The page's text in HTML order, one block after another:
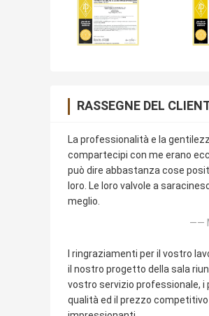
RASSEGNE DEL
La professionalità e la
compartecipi con me erano
può dire abbastanza cose
loro. Le loro valvole a
meglio.
——
I ringraziamenti per il vostro
il nostro progetto della sala
vostro servizio professionale, i
qualità ed il prezzo